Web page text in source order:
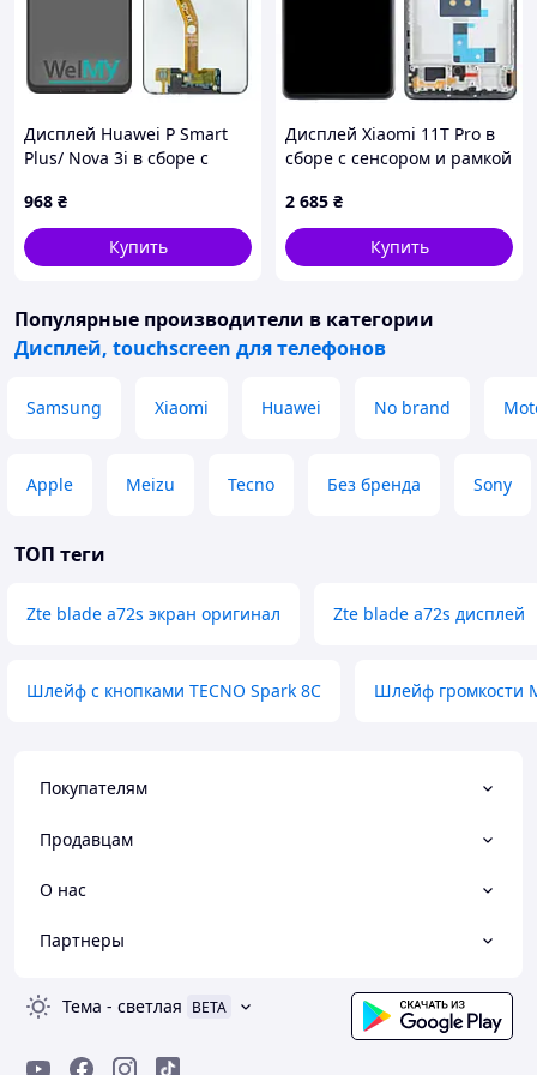
Дисплей Huawei P Smart
Plus/ Nova 3i в сборе с
968 ₴
Купить
Дисплей Xiaomi 11T Pro в
сборе с сенсором и рамкой
2 685 ₴
Купить
Популярные производители в категории
Дисплей, touchscreen для телефонов
Samsung Xiaomi Huawei No brand
Apple Meizu Tecno Без бренда Sony
ТОП теги
Zte blade a72s экран оригинал Zte blade a72s дисплей
Шлейф с кнопками TECNO Spark 8C Шлейф громкости
Покупателям
Продавцам
О нас
Партнеры
Тема - светлая BETA